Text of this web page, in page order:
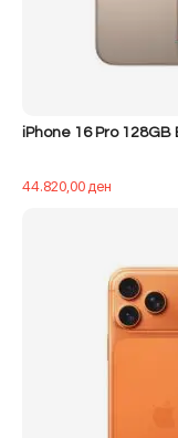
iPhone 16 Pro 128GB
44.820,00ден